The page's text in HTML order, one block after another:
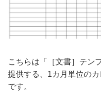
こちらは「［文書］テン
提供する、1カ月単位の
です。